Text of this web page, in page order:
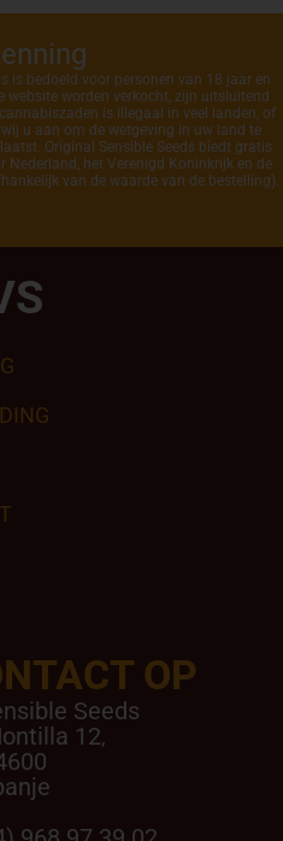
is bedoeld voor personen van 18 jaar en
website worden verkocht, zijn uitsluitend
is illegaal in veel landen, of
u aan om de wetgeving in uw land te
Original Sensible Seeds biedt gratis
het Verenigd Koninkrijk en de
van de waarde van de bestelling).
OP
Seeds
12,